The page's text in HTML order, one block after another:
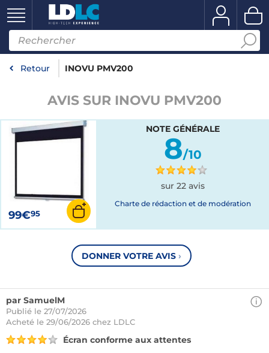
Retour INOVU PMV200
AVIS SUR INOVU PMV200
99€95
NOTE GÉNÉRALE
8/10
sur 22 avis
Charte de rédaction et de modération
DONNER VOTRE AVIS ›
par SamuelM
Publié le 27/07/2026
Acheté le 29/06/2026 chez LDLC
Écran conforme aux attentes